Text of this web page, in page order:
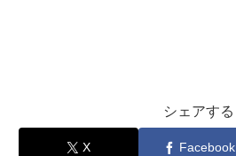
シェアする
X Facebook